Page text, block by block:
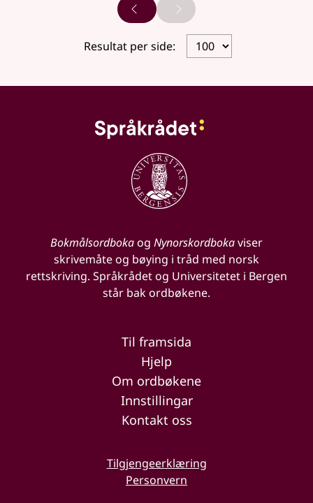
Forrige sideNeste side
Resultat per side:
Bokmålsordbokaog Nynorskordbokaviser
skrivemåte og bøying i tråd med norsk
rettskriving. Språkrådet og Universitetet i Bergen
står bak ordbøkene.
Til framsida
Hjelp
Om ordbøkene
Innstillingar
Kontakt oss
Tilgjengeerklæring
Personvern